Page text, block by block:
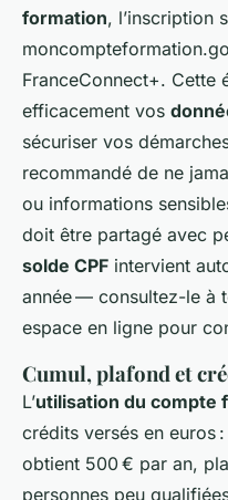
formation, l’inscription
FranceConnect+. Cette
efficacement vos
sécuriser vos
recommandé de ne
ou informations
doit être partagé avec
solde CPF intervient
année — consultez-le à
espace en ligne pour
Cumul, plafond et
L’utilisation du compte
crédits versés en euros
obtient 500 € par an,
personnes peu